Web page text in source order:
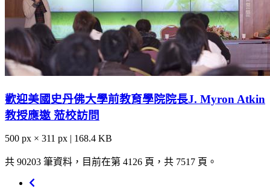
歡迎美國史丹佛大學前教育學院院長J. Myron Atkin
教授應邀 蒞校訪問
500 px × 311 px | 168.4 KB
共 90203 筆資料，目前在第 4126 頁，共 7517 頁。